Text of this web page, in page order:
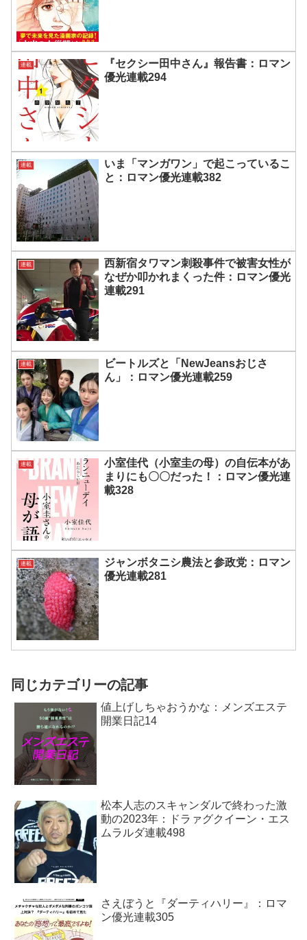
連載
『セクシー田中さん』報告書：ロマン
優光連載294
連載
いま「マンガワン」で起こっているこ
と：ロマン優光連載382
連載
西新宿タワマン刺殺事件で被害女性が
なぜか叩かれまくった件：ロマン優光
連載291
連載
ビートルズと「NewJeansおじさ
ん」：ロマン優光連載259
連載
小室佳代（小室圭の母）の自伝本があ
まりにも〇〇だった！：ロマン優光連
載328
連載
ジャンボタニシ農法と参政党：ロマン
優光連載281
同じカテゴリーの記事
値上げしちゃおうかな：メンズエステ
開業日記14
松本人志のスキャンダルで終わった激
動の2023年：ドラァグクイーン・エス
ムラルダ連載498
さえぼうと『ダーティハリー』：ロマ
ン優光連載305